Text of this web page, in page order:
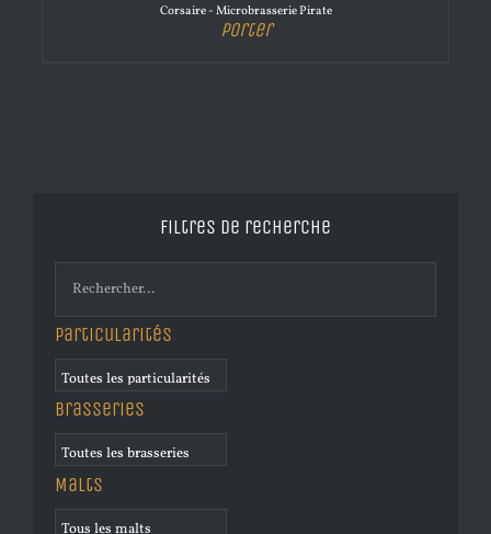
Corsaire - Microbrasserie Pirate
Porter
Filtres de recherche
Particularités
Brasseries
Malts